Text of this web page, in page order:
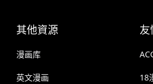
其他資源
漫画库
英文漫画
友
18